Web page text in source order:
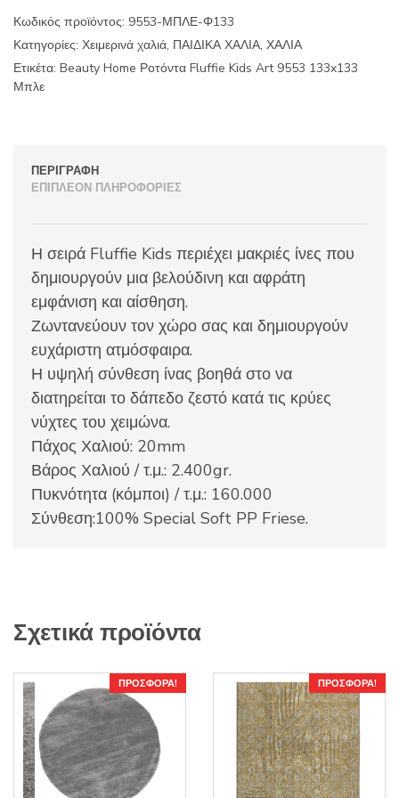
9553
133x133
Μπλε
ποσότητα
Κωδικός προϊόντος: 9553-ΜΠΛΕ-Φ133
Κατηγορίες: Χειμερινά χαλιά, ΠΑΙΔΙΚΑ ΧΑΛΙΑ, ΧΑΛΙΑ
Ετικέτα: Beauty Home Ροτόντα Fluffie Kids Art 9553 133x133
Μπλε
ΠΕΡΙΓΡΑΦΉ
ΕΠΙΠΛΈΟΝ ΠΛΗΡΟΦΟΡΊΕΣ
Η σειρά Fluffie Kids περιέχει μακριές ίνες που
δημιουργούν μια βελούδινη και αφράτη
εμφάνιση και αίσθηση.
Ζωντανεύουν τον χώρο σας και δημιουργούν
ευχάριστη ατμόσφαιρα.
Η υψηλή σύνθεση ίνας βοηθά στο να
διατηρείται το δάπεδο ζεστό κατά τις κρύες
νύχτες του χειμώνα.
Πάχος Χαλιού: 20mm
Βάρος Χαλιού / τ.μ.: 2.400gr.
Πυκνότητα (κόμποι) / τ.μ.: 160.000
Σύνθεση:100% Special Soft PP Friese.
Σχετικά προϊόντα
ΠΡΟΣΦΟΡΆ! ΠΡΟΣΦΟΡΆ!